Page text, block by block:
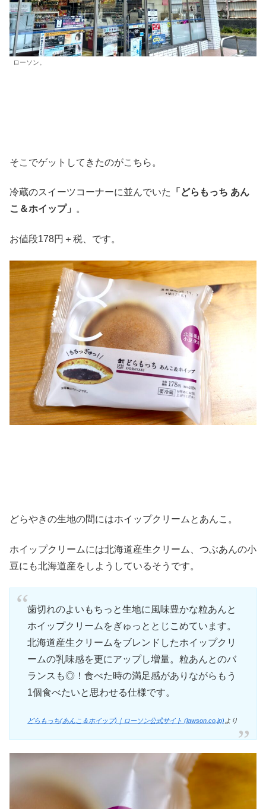
ローソン。
そこでゲットしてきたのがこちら。
冷蔵のスイーツコーナーに並んでいた
「どらもっち あん
こ＆ホイップ」
。
お値段178円＋税、です。
どらやきの生地の間にはホイップクリームとあんこ。
ホイップクリームには北海道産生クリーム、つぶあんの小
豆にも北海道産をしようしているそうです。
歯切れのよいもちっと生地に風味豊かな粒あんと
ホイップクリームをぎゅっととじこめています。
北海道産生クリームをブレンドしたホイップクリ
ームの乳味感を更にアップし増量。粒あんとのバ
ランスも◎！食べた時の満足感がありながらもう
1個食べたいと思わせる仕様です。
どらもっち(あんこ＆ホイップ)｜ローソン公式サイト (lawson.co.jp) より